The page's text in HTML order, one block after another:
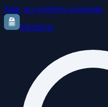
Aller au contenu principal
Elections